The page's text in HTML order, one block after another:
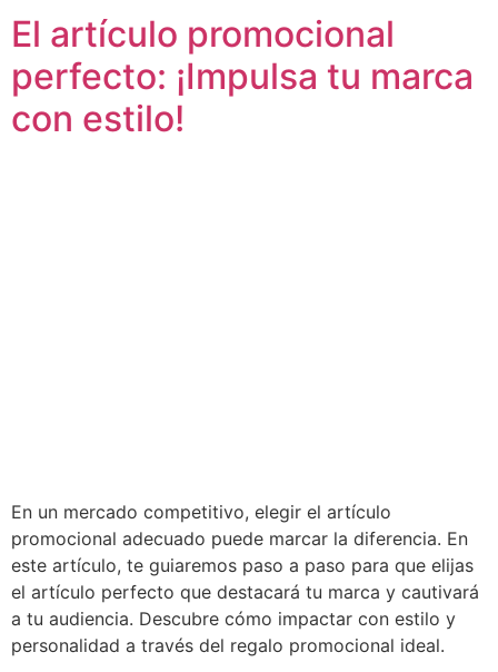
El artículo promocional
perfecto: ¡Impulsa tu marca
con estilo!
En un mercado competitivo, elegir el artículo
promocional adecuado puede marcar la diferencia. En
este artículo, te guiaremos paso a paso para que elijas
el artículo perfecto que destacará tu marca y cautivará
a tu audiencia. Descubre cómo impactar con estilo y
personalidad a través del regalo promocional ideal.